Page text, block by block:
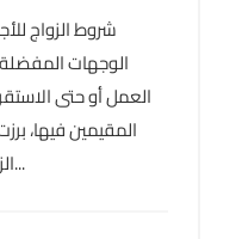
شروط الزواج
الوجهات
العمل أو حتى
المقيمين فيها،
الزواج في تركيا، خاصة بعد التحديثات...